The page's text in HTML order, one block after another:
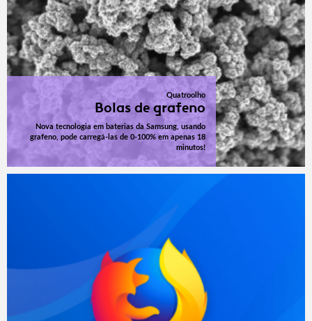
Quatroolho
Bolas de grafeno
Nova tecnologia em baterias da Samsung, usando
grafeno, pode carregá-las de 0-100% em apenas 18
minutos!